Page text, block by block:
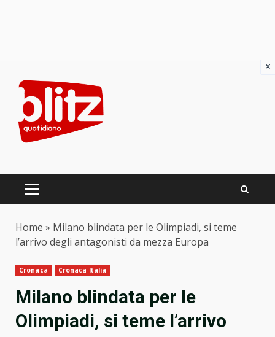
content
PRIMARY
Home » Milano blindata per le Olimpiadi, si teme
l’arrivo degli antagonisti da mezza Europa
Cronaca Cronaca Italia
Milano blindata per le
Olimpiadi, si teme l’arrivo
×